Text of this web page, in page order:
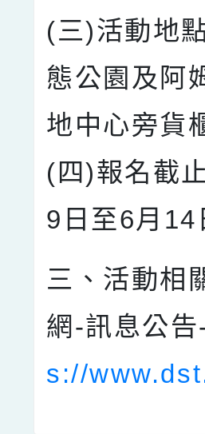
(三)活動地
態公園及阿
地中心旁貨
(四)報名截
9日至6月
三、活動相
網-訊息公
s://